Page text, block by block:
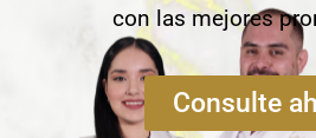
con las mejores
Consulte